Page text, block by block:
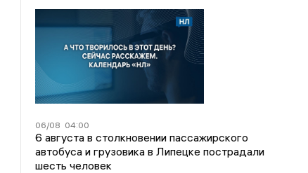
06/08 04:00
6 августа в столкновении пассажирского
автобуса и грузовика в Липецке пострадали
шесть человек